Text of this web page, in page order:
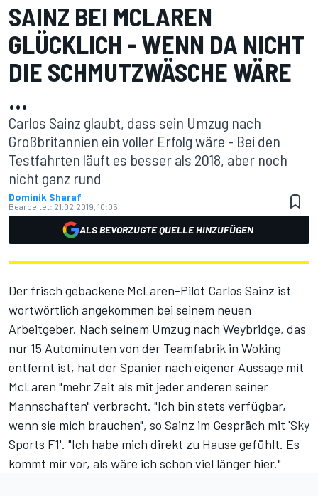
SAINZ BEI MCLAREN
GLÜCKLICH - WENN DA NICHT
DIE SCHMUTZWÄSCHE WÄRE
...
Carlos Sainz glaubt, dass sein Umzug nach
Großbritannien ein voller Erfolg wäre - Bei den
Testfahrten läuft es besser als 2018, aber noch
nicht ganz rund
Dominik Sharaf
Bearbeitet: 21.02.2019, 10:05
ALS BEVORZUGTE QUELLE HINZUFÜGEN
Der frisch gebackene McLaren-Pilot Carlos Sainz ist
wortwörtlich angekommen bei seinem neuen
Arbeitgeber. Nach seinem Umzug nach Weybridge, das
nur 15 Autominuten von der Teamfabrik in Woking
entfernt ist, hat der Spanier nach eigener Aussage mit
McLaren "mehr Zeit als mit jeder anderen seiner
Mannschaften" verbracht. "Ich bin stets verfügbar,
wenn sie mich brauchen", so Sainz im Gespräch mit 'Sky
Sports F1'. "Ich habe mich direkt zu Hause gefühlt. Es
kommt mir vor, als wäre ich schon viel länger hier."